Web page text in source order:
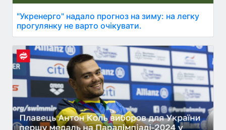
"Укренерго" надало прогноз на зиму: на легку
прогулянку не варто очікувати.